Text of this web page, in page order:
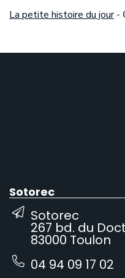
La petite histoire du jour-
Sotorec
Sotorec
267 bd. du
83000 Toulon
04 94 09 17 02